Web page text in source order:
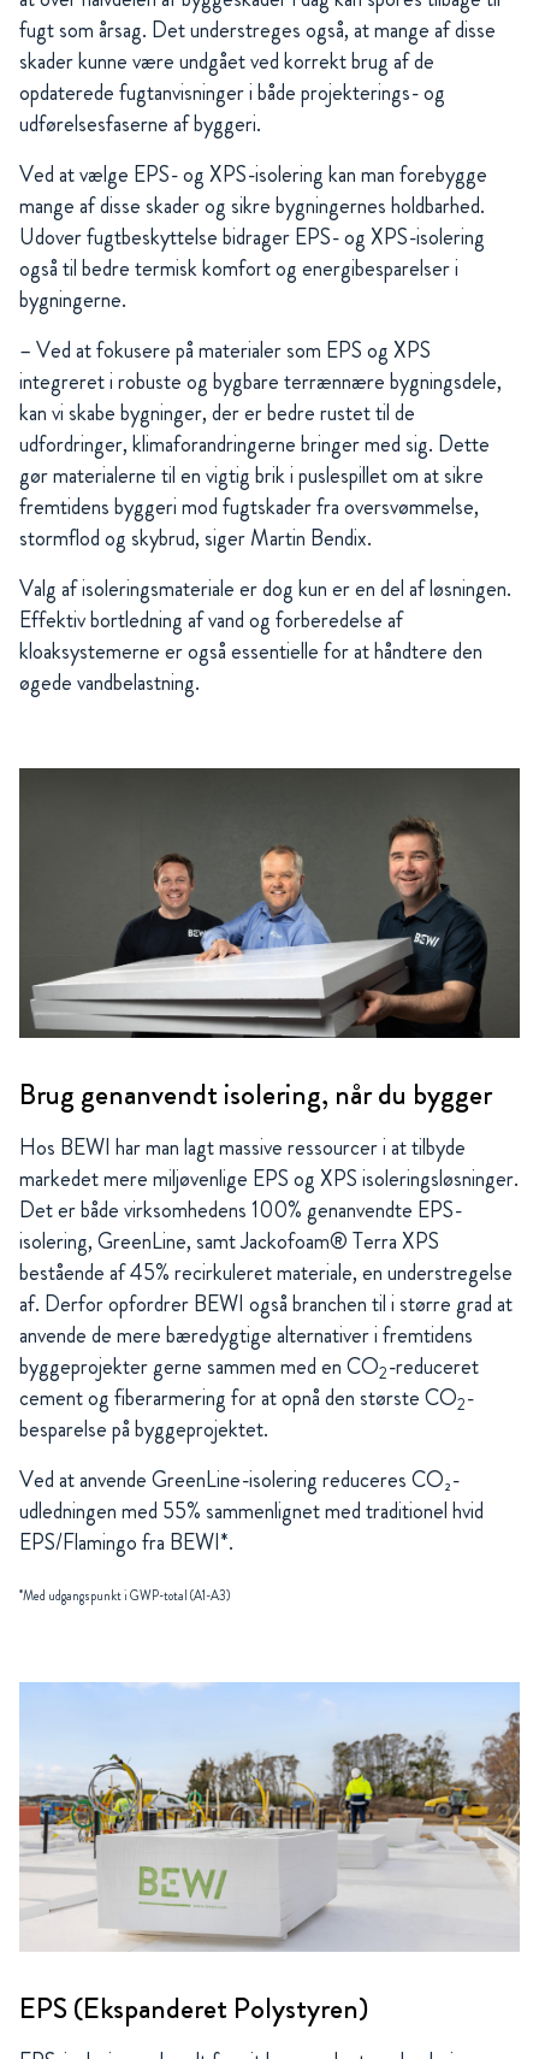
fugt som årsag. Det understreges også, at mange af disse
skader kunne være undgået ved korrekt brug af de
opdaterede fugtanvisninger i både projekterings- og
udførelsesfaserne af byggeri.
Ved at vælge EPS- og XPS-isolering kan man forebygge
mange af disse skader og sikre bygningernes holdbarhed.
Udover fugtbeskyttelse bidrager EPS- og XPS-isolering
også til bedre termisk komfort og energibesparelser i
bygningerne.
– Ved at fokusere på materialer som EPS og XPS
integreret i robuste og bygbare terrænnære bygningsdele,
kan vi skabe bygninger, der er bedre rustet til de
udfordringer, klimaforandringerne bringer med sig. Dette
gør materialerne til en vigtig brik i puslespillet om at sikre
fremtidens byggeri mod fugtskader fra oversvømmelse,
stormflod og skybrud, siger Martin Bendix.
Valg af isoleringsmateriale er dog kun er en del af løsningen.
Effektiv bortledning af vand og forberedelse af
kloaksystemerne er også essentielle for at håndtere den
øgede vandbelastning.
Brug genanvendt isolering, når du bygger
Hos BEWI har man lagt massive ressourcer i at tilbyde
markedet mere miljøvenlige EPS og XPS isoleringsløsninger.
Det er både virksomhedens 100% genanvendte EPS-
isolering, GreenLine, samt Jackofoam® Terra XPS
bestående af 45% recirkuleret materiale, en understregelse
af. Derfor opfordrer BEWI også branchen til i større grad at
anvende de mere bæredygtige alternativer i fremtidens
byggeprojekter gerne sammen med en CO2-reduceret
cement og fiberarmering for at opnå den største CO2-
besparelse på byggeprojektet.
Ved at anvende GreenLine-isolering reduceres CO₂-
udledningen med 55% sammenlignet med traditionel hvid
EPS/Flamingo fra BEWI*.
*Med udgangspunkt i GWP-total (A1-A3)
EPS (Ekspanderet Polystyren)